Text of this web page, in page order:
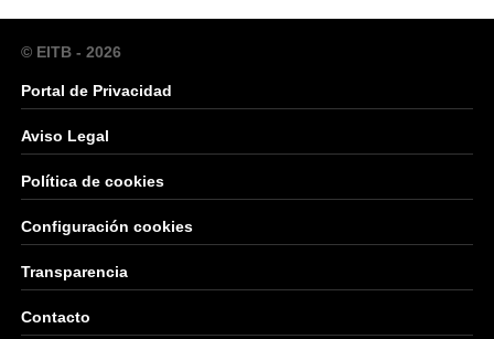
© EITB - 2026
Portal de Privacidad
Aviso Legal
Política de cookies
Configuración cookies
Transparencia
Contacto